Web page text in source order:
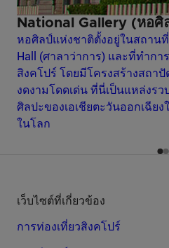
National Gallery (หอศิ
หอศิลป์แห่งชาติตั้งอยู่ในสถานที่
Hall (ศาลาว่าการ) และที่ทำกา
สิงคโปร์ โดยมีโครงสร้างสถา
งดงามโดดเด่น ที่นี่เป็นแหล่งร
ศิลปะของเอเชียตะวันออกเฉีย
ในโลก
เว็บไซต์ที่เกี่ยวข้อง
การท่องเที่ยวสิงคโปร์